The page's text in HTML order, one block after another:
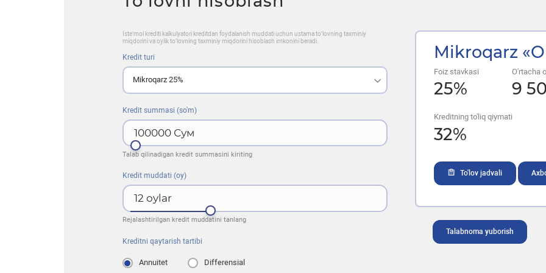
Iste'mol krediti kalkulyatori kreditdan foydalanish muddati uchun ustama to'lovning taxminiy
miqdorini va oylik to'lovning taxminiy miqdorini hisoblash imkonini beradi.
Kredit turi
Mikroqarz 25%
Kredit summasi (so'm)
100000 Сум
Talab qilinadigan kredit summasini kiriting
Kredit muddati (oy)
12 oylar
Rejalashtirilgan kredit muddatini tanlang
Kreditni qaytarish tartibi
Annuitet Differensial
Mikroqarz
Foiz stavkasi
25%
O'rtacha
9
Kreditning to'liq qiymati
32%
To'lov jadvali
Talabnoma yuborish